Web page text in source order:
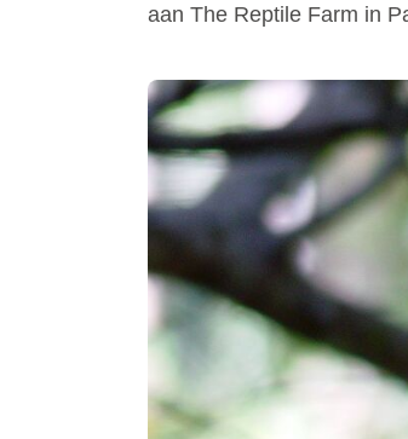
aan The Reptile Farm in